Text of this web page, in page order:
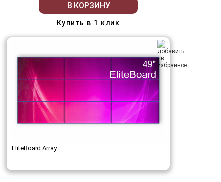
В КОРЗИНУ
Купить в 1 клик
EliteBoard Array